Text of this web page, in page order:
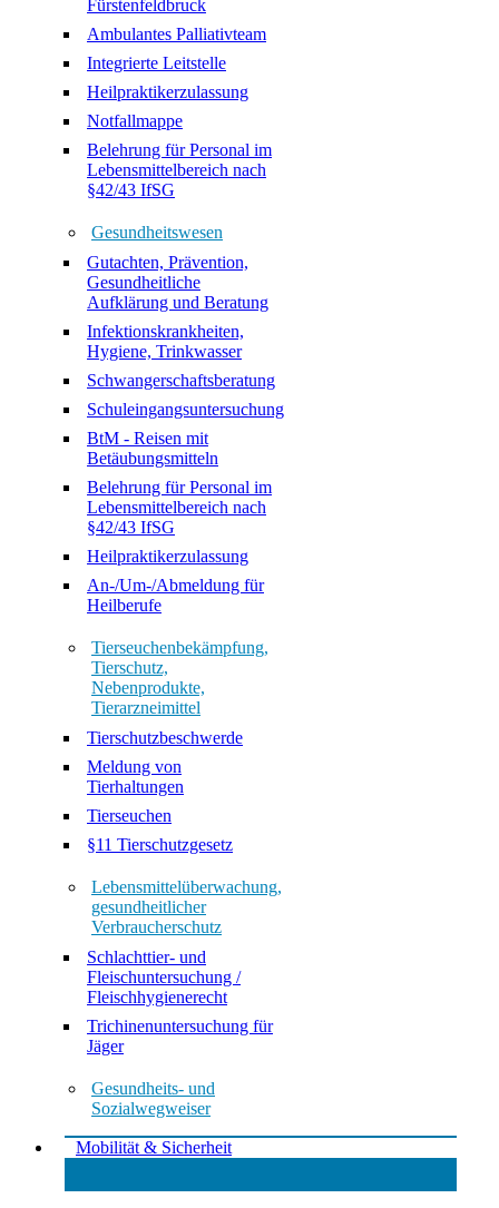
Fürstenfeldbruck
Ambulantes Palliativteam
Integrierte Leitstelle
Heilpraktikerzulassung
Notfallmappe
Belehrung für Personal im
Lebensmittelbereich nach
§42/43 IfSG
Gesundheitswesen
Gutachten, Prävention,
Gesundheitliche
Aufklärung und Beratung
Infektionskrankheiten,
Hygiene, Trinkwasser
Schwangerschaftsberatung
Schuleingangsuntersuchung
BtM - Reisen mit
Betäubungsmitteln
Belehrung für Personal im
Lebensmittelbereich nach
§42/43 IfSG
Heilpraktikerzulassung
An-/Um-/Abmeldung für
Heilberufe
Tierseuchenbekämpfung,
Tierschutz,
Nebenprodukte,
Tierarzneimittel
Tierschutzbeschwerde
Meldung von
Tierhaltungen
Tierseuchen
§11 Tierschutzgesetz
Lebensmittelüberwachung,
gesundheitlicher
Verbraucherschutz
Schlachttier- und
Fleischuntersuchung /
Fleischhygienerecht
Trichinenuntersuchung für
Jäger
Gesundheits- und
Sozialwegweiser
Mobilität & Sicherheit